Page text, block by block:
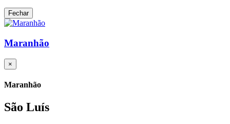
Fechar
Maranhão
×
Maranhão
São Luís